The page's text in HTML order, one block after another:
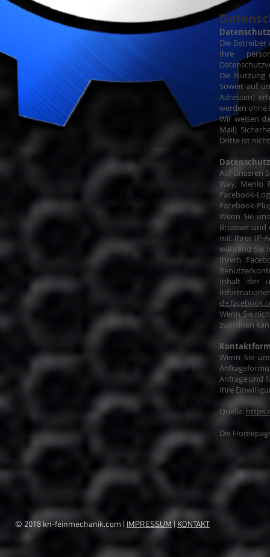
Datenschutz
Die
Ihre
Die Nutzung
Soweit auf
Adressen)
werden ohne
Wir weisen
Mail)
Dritte ist
Auf unseren
Way, Menlo
Facebook-
Facebook-
Wenn Sie
Browser und
mit Ihrer IP-
während Sie
Ihrem
Inhalt der
Wenn Sie
zuordnen
Wenn Sie
Anfrage und
Ihre
Quelle:
Die
© 2018 kn-feinmechanik.com | IMPRESSUM|KONTAKT